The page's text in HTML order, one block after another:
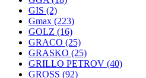
GIS (2)
Gmax (223)
GOLZ (16)
GRACO (25)
GRASKO (25)
GRILLO PETROV (40)
GROSS (92)